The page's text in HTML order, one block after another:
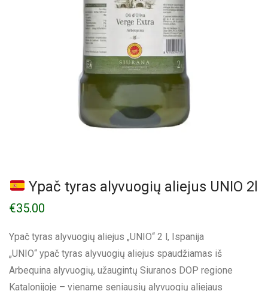
Ypač tyras alyvuogių aliejus UNIO 2l
€35.00
Ypač tyras alyvuogių aliejus „UNIO“ 2 l, Ispanija
„UNIO“ ypač tyras alyvuogių aliejus spaudžiamas iš
Arbequina alyvuogių, užaugintų Siuranos DOP regione
Katalonijoje – viename seniausių alyvuogių aliejaus